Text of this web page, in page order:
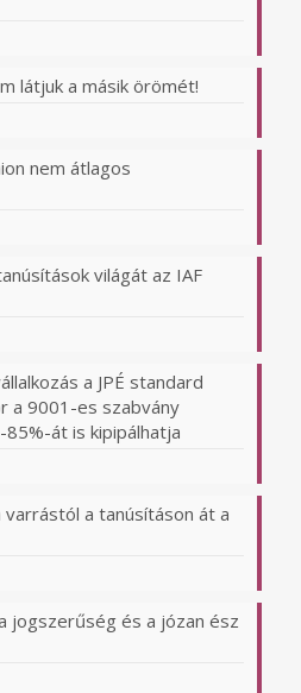
látjuk a másik örömét!
nem átlagos
világát az IAF
a JPÉ standard
a 9001-es szabvány
át is kipipálhatja
a tanúsításon át a
jogszerűség és a józan ész